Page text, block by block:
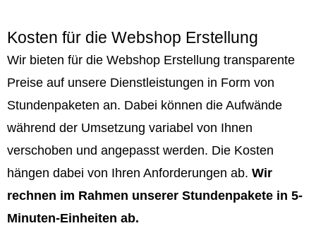
Kosten für die Webshop Erstellung
Wir bieten für die Webshop Erstellung transparente
Preise auf unsere Dienstleistungen in Form von
Stundenpaketen an. Dabei können die Aufwände
während der Umsetzung variabel von Ihnen
verschoben und angepasst werden. Die Kosten
hängen dabei von Ihren Anforderungen ab. Wir
rechnen im Rahmen unserer Stundenpakete in 5-
Minuten-Einheiten ab.